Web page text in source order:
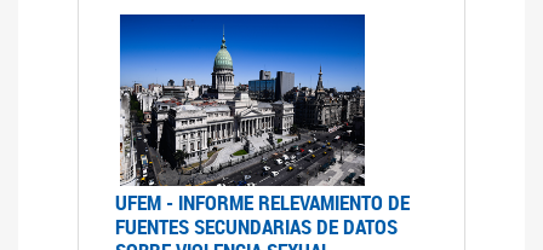
UFEM - INFORME RELEVAMIENTO DE
FUENTES SECUNDARIAS DE DATOS